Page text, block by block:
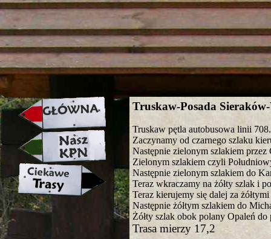
strona w naprawie zapraszamy
Truskaw-Posada
Truskaw pętla autobusowa linii 708.
Zaczynamy od czarnego szlaku
Następnie zielonym szlakiem
Zielonym szlakiem czyli
Następnie zielonym szlakiem do
Teraz wkraczamy na żółty szlak i
Teraz kierujemy się dalej za
Następnie żółtym szlakiem do
Żółty szlak obok polany Opaleń
Trasa mierzy 17,2